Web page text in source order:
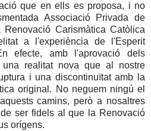
que en ells es proposa, i no
Associació Privada de
Renovació Carismàtica Catòlica
a l'experiència de l'Esperit
efecte, amb l'aprovació dels
una realitat nova que al nostre
i una discontinuïtat amb la
original. No neguem ningú el
camins, però a nosaltres
ser fidels al que la Renovació
orígens.